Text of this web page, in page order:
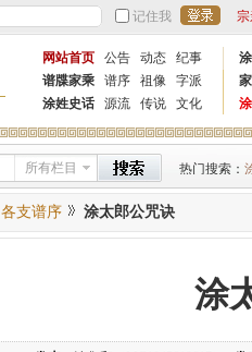
记住我
网站首页 公告 动态 纪事
谱牒家乘
谱序 祖像 字派
涂姓史话
源流 传说 文化
所有栏目 热门搜索：
各支谱序 涂太郎公咒诀
涂